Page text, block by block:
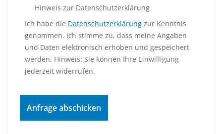
Hinweis zur Datenschutzerklärung
Ich habe die Datenschutzerklärung zur Kenntnis
genommen. Ich stimme zu, dass meine Angaben
und Daten elektronisch erhoben und gespeichert
werden. Hinweis: Sie können Ihre Einwilligung
jederzeit widerrufen.